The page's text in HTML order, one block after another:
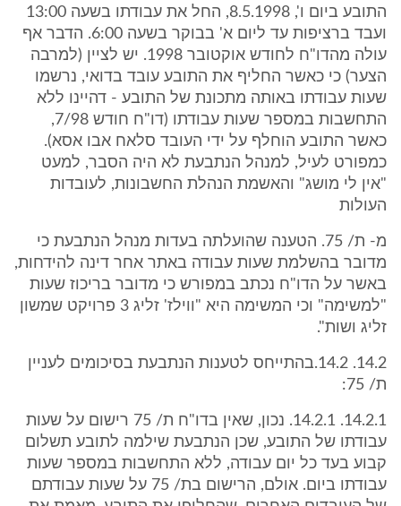
התובע ביום ו', 8.5.1998, החל את עבודתו בשעה 13:00
ועבד ברציפות עד ליום א' בבוקר בשעה 6:00. הדבר אף
עולה מהדו"ח לחודש אוקטובר 1998. יש לציין (למרבה
הצער) כי כאשר החליף את התובע עובד בדואי, נרשמו
שעות עבודתו באותה מתכונת של התובע - דהיינו ללא
התחשבות במספר שעות עבודתו (דו"ח חודש 7/98,
כאשר התובע הוחלף על ידי העובד סלאח אבו אסא).
כמפורט לעיל, למנהל הנתבעת לא היה הסבר, למעט
"אין לי מושג" והאשמת הנהלת החשבונות, לעובדות
העולות
מ- ת/ 75. הטענה שהועלתה בעדות מנהל הנתבעת כי
מדובר בהשלמת שעות עבודה באתר אחר דינה להידחות,
באשר על הדו"ח נכתב במפורש כי מדובר בריכוז שעות
"למשימה" וכי המשימה היא "ווילז' זליג 3 פרויקט שמשון
זליג ושות".
14.2. 14.2.בהתייחס לטענות הנתבעת בסיכומים לעניין
ת/ 75:
14.2.1. 14.2.1. נכון, שאין בדו"ח ת/ 75 רישום על שעות
עבודתו של התובע, שכן הנתבעת שילמה לתובע תשלום
קבוע בעד כל יום עבודה, ללא התחשבות במספר שעות
עבודתו ביום. אולם, הרישום בת/ 75 על שעות עבודתם